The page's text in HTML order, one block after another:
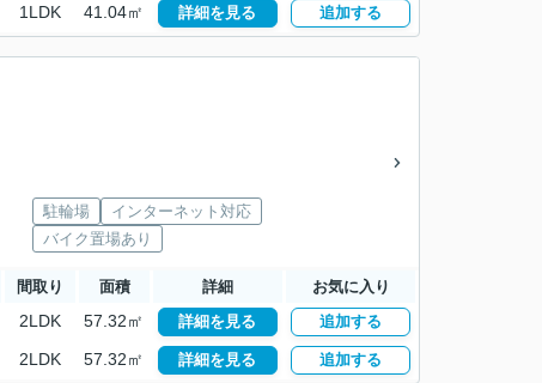
1LDK 41.04㎡ 詳細を見る 追加する
駐輪場
インターネット対応
バイク置場あり
間取り 面積 詳細 お気に入り
2LDK 57.32㎡ 詳細を見る 追加する
2LDK 57.32㎡ 詳細を見る 追加する